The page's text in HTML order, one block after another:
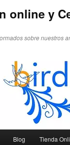
online y
sobre nuestros
Ir al contenido
Ir al contenido
Blog Tienda